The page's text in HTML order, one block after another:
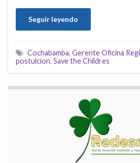
Seguir leyendo
Cochabamba, Gerente Oficina
postulcion, Save the Childres